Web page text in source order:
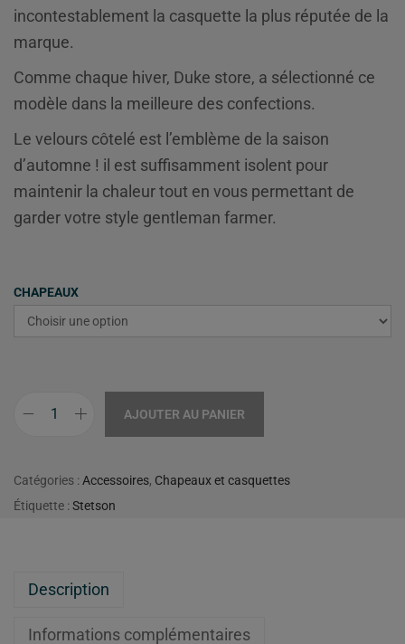
incontestablement la casquette la plus réputée de la
marque.
Comme chaque hiver, Duke store, a sélectionné ce
modèle dans la meilleure des confections.
Le velours côtelé est l’emblème de la saison
d’automne ! il est suffisamment isolent pour
maintenir la chaleur tout en vous permettant de
garder votre style gentleman farmer.
CHAPEAUX
AJOUTER AU PANIER
Catégories : Accessoires, Chapeaux et casquettes
Étiquette : Stetson
Description
Informations complémentaires